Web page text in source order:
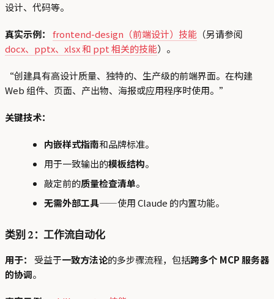
设计、代码等。
真实示例： frontend-design（前端设计）技能 （另请参阅
docx、pptx、xlsx 和 ppt 相关的技能）。
“创建具有高设计质量、独特的、生产级的前端界面。在构建
Web 组件、页面、产出物、海报或应用程序时使用。”
关键技术：
内嵌样式指南和品牌标准。
用于一致输出的模板结构。
敲定前的质量检查清单。
无需外部工具——使用 Claude 的内置功能。
类别 2：工作流自动化
用于： 受益于一致方法论的多步骤流程，包括跨多个 MCP 服务器
的协调。